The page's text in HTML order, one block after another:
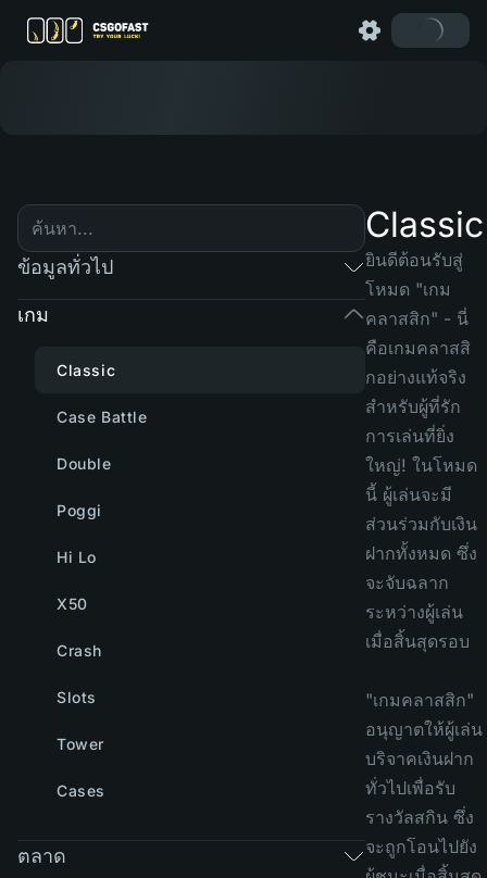
ข้อมูลทั่วไป
เกม
Classic
Case Battle
Double
Poggi
Hi Lo
X50
Crash
Slots
Tower
Cases
ตลาด
Classic
ยินดีต้อนรับสู่
โหมด "เกม
คลาสสิก" - นี่
คือเกมคลาสสิ
กอย่างแท้จริง
สำหรับผู้ที่รัก
การเล่นที่ยิ่ง
ใหญ่! ในโหมด
นี้ ผู้เล่นจะมี
ส่วนร่วมกับเงิน
ฝากทั้งหมด ซึ่ง
จะจับฉลาก
ระหว่างผู้เล่น
เมื่อสิ้นสุดรอบ
"เกมคลาสสิก"
อนุญาตให้ผู้เล่น
บริจาคเงินฝาก
ทั่วไปเพื่อรับ
รางวัลสกิน ซึ่ง
จะถูกโอนไปยัง